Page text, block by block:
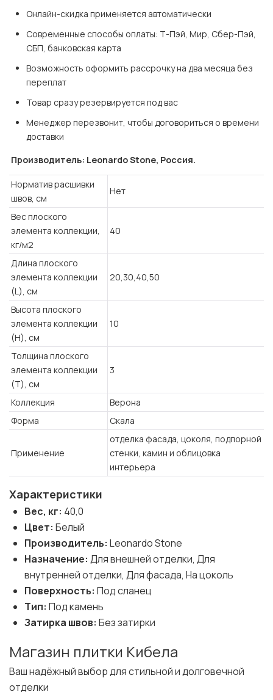
Онлайн-скидка применяется автоматически
Современные способы оплаты: Т-Пэй, Мир, Сбер-Пэй,
СБП, банковская карта
Возможность оформить рассрочку на два месяца без
переплат
Товар сразу резервируется под вас
Менеджер перезвонит, чтобы договориться о времени
доставки
Производитель: Leonardo Stone, Россия.
Норматив расшивки
швов, см
Нет
Вес плоского
элемента коллекции,
кг/м2
40
Длина плоского
элемента коллекции
(L), см
20,30,40,50
Высота плоского
элемента коллекции
(H), см
10
Толщина плоского
элемента коллекции
(T), см
3
Коллекция
Верона
Форма
Скала
Применение
отделка фасада, цоколя, подпорной
стенки, камин и облицовка
интерьера
Характеристики
Вес, кг: 40,0
Цвет: Белый
Производитель: Leonardo Stone
Назначение: Для внешней отделки, Для
внутренней отделки, Для фасада, На цоколь
Поверхность: Под сланец
Тип: Под камень
Затирка швов: Без затирки
Магазин плитки Кибела
Ваш надёжный выбор для стильной и долговечной
отделки